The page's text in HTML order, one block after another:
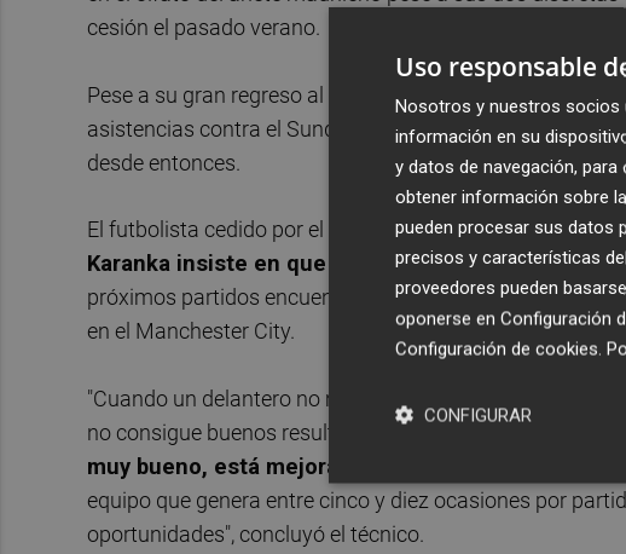
cesión el pasado verano.
Pese a su gran regreso al campeonato inglés con un gol
asistencias contra el Sunderland, la contribución
desde entonces.
El futbolista cedido por el Valencia CF acumula un total
Karanka insiste en que está "contento"con el
próximos partidos encuentre una racha que le permita
en el Manchester City.
"Cuando un delantero no marca goles, siempre va a
no consigue buenos resultados su entrenador va a
muy bueno, está mejorando y trabajando duro.
equipo que genera entre cinco y diez ocasiones por
oportunidades", concluyó el técnico.
Uso responsable
Nosotros y nuestros socios
información en su
y datos de navegación,
obtener información sobre
pueden procesar sus datos
precisos y características
proveedores pueden
oponerse en Configuración
Configuración de cookies.
CONFIGURAR